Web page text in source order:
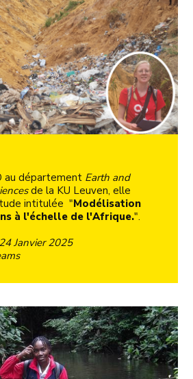
au département Earth and
de la KU Leuven, elle
intitulée "Modélisation
à l'échelle de l'Afrique.".
Janvier 2025